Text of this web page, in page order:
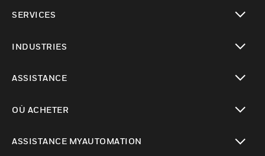
SERVICES
INDUSTRIES
ASSISTANCE
OÙ ACHETER
ASSISTANCE MYAUTOMATION